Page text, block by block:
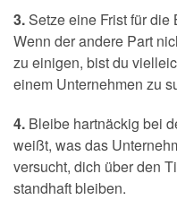
3.Setze eine Frist für
Wenn der andere Part
zu einigen, bist du
einem Unternehmen zu
4. Bleibe hartnäckig bei
weißt, was das
versucht, dich über den
standhaft bleiben.